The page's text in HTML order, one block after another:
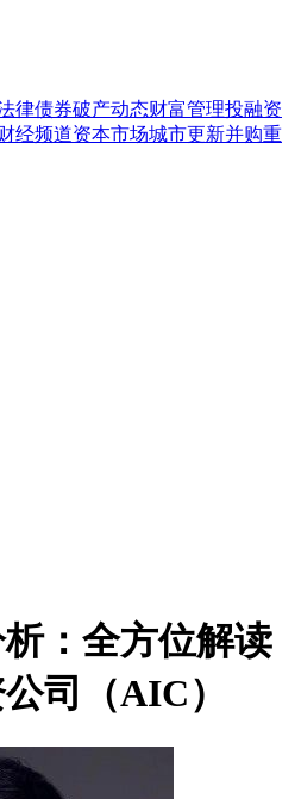
律债券破产动态财富管理投融资
经频道资本市场城市更新并购重
：全方位解读
司（AIC）